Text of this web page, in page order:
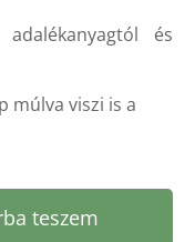
és
múlva viszi is a
teszem